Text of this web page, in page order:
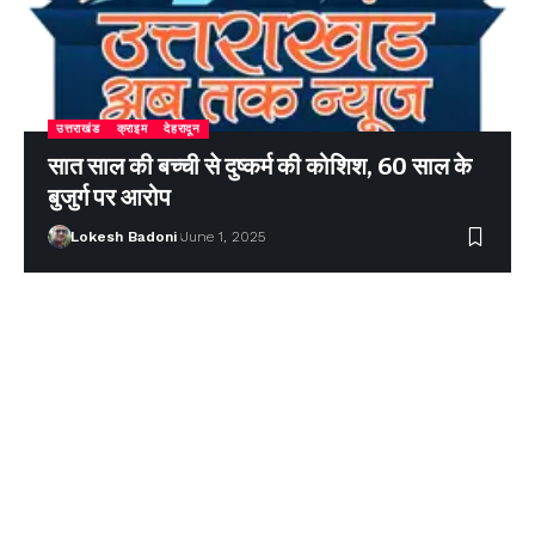
उत्तराखंड क्राइम देहरादून
सात साल की बच्ची से दुष्कर्म की कोशिश, 60 साल के
बुजुर्ग पर आरोप
Lokesh Badoni June 1, 2025